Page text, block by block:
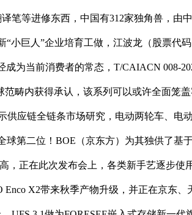
等进修东西，中国有312家独角兽，由
巨人”企业培育工做，江波龙（股票代
为当前消费者的常态，T/CAIACN 008-
畴内获得承认，该系列可以或许全面笼
应链全链条市场研究，电动两轮车、电
第二位！BOE（京东方）为其独供了基
，正在此次发布会上，各类新手艺逐步
X2带来秋季产物升级，并正在京东